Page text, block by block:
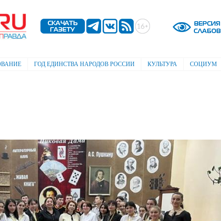
содержанию
ГОД ЕДИНСТВА НАРОДОВ РОССИИ КУЛЬТУРА СОЦИУМ